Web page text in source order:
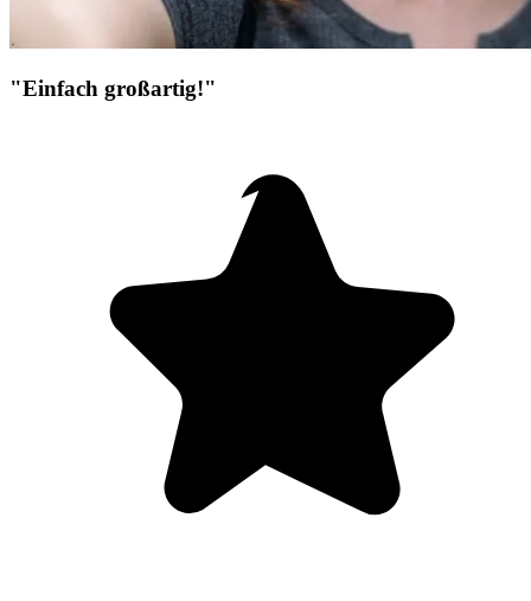
"Einfach großartig!"